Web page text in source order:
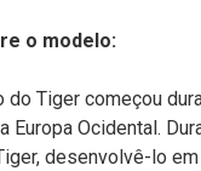
o modelo:
Tiger começou
Europa Ocidental.
desenvolvê-lo